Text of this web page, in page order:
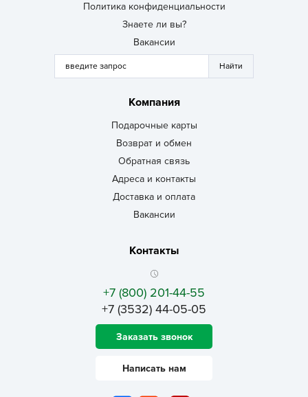
Политика конфиденциальности
Знаете ли вы?
Вакансии
Компания
Подарочные карты
Возврат и обмен
Обратная связь
Адреса и контакты
Доставка и оплата
Вакансии
Контакты
+7 (800) 201-44-55
+7 (3532) 44-05-05
Заказать звонок
Написать нам